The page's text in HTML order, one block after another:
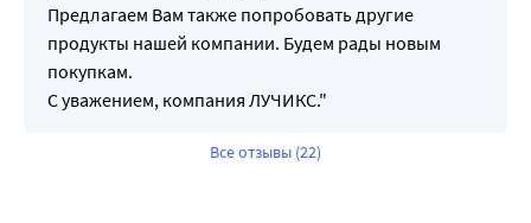
Предлагаем Вам также попробовать другие
продукты нашей компании. Будем рады новым
покупкам.
С уважением, компания ЛУЧИКС."
Все отзывы (22)